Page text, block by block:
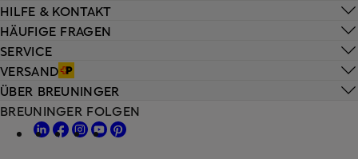
HILFE & KONTAKT
HÄUFIGE FRAGEN
SERVICE
VERSAND
ÜBER BREUNINGER
BREUNINGER FOLGEN